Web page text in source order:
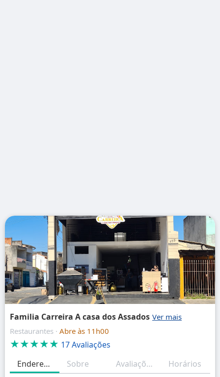
Familia Carreira A casa dos Assados
Restaurantes · Abre às 11h00
★★★★★ 17 Avaliações
Endereço
Sobre Avaliações
Horários